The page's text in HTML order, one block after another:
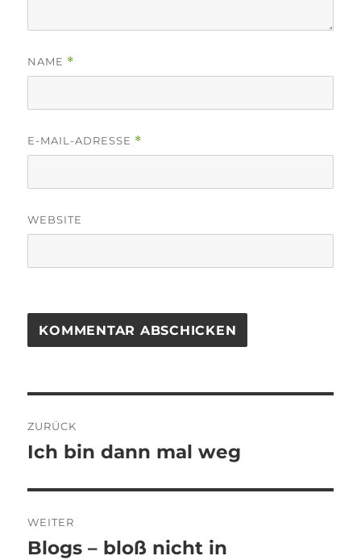
NAME *
E-MAIL-ADRESSE *
WEBSITE
ZURÜCK
Vorheriger
Ich bin dann mal weg
WEITER
Nächster
Blogs – bloß nicht in